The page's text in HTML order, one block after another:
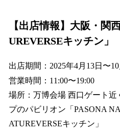
【出店情報】大阪・関
UREVERSEキッチン」
出店期間：2025年4月13日〜10
営業時間：11:00〜19:00
場所：万博会場 西口ゲート
プのパビリオン「PASONA
ATUREVERSEキッチン」